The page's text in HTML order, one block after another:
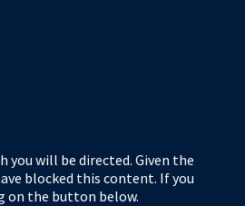
will be directed. Given the
blocked this content. If you
on the button below.